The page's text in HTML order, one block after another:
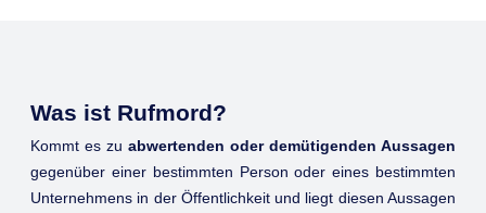
Was ist Rufmord?
Kommt es zu abwertenden oder demütigenden Aussagen
gegenüber einer bestimmten Person oder eines bestimmten
Unternehmens in der Öffentlichkeit und liegt diesen Aussagen